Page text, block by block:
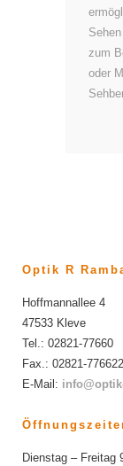
zum
oder
Optik R
Hoffmannallee 4
47533 Kleve
Tel.: 02821-77660
Fax.: 02821-776622
E-Mail:
Dienstag – Freitag